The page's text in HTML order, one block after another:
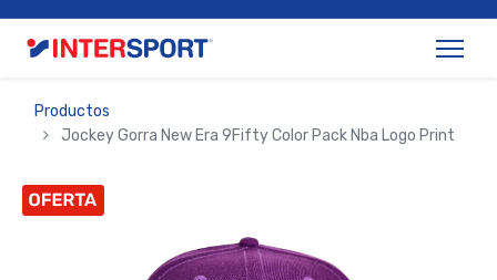
Productos
Jockey Gorra New Era 9Fifty Color Pack Nba Logo Print